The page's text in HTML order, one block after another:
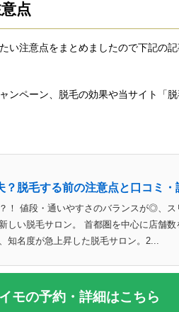
点
注意点をまとめましたので下記の記
ンペーン、脱毛の効果や当サイト「
？脱毛する前の注意点と口コミ・
！ 値段・通いやすさのバランスが◎、
しい脱毛サロン。 首都圏を中心に店舗
知名度が急上昇した脱毛サロン。2...
モの予約・詳細はこちら